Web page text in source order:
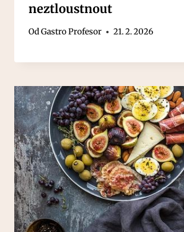
neztloustnout
OdGastro Profesor 21. 2. 2026